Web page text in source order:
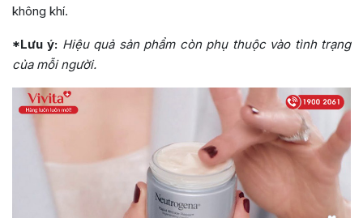
không khí.
*Lưu ý: Hiệu quả sản phẩm còn phụ thuộc vào tình trạng
của mỗi người.